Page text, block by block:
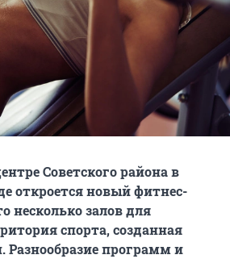
Советского района в
откроется новый фитнес-
несколько залов для
спорта, созданная
Разнообразие программ и